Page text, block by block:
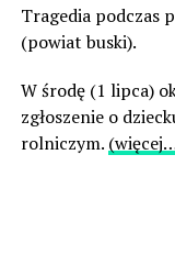
Tragedia podczas
(powiat buski).
W środę (1 lipca)
zgłoszenie o
rolniczym.